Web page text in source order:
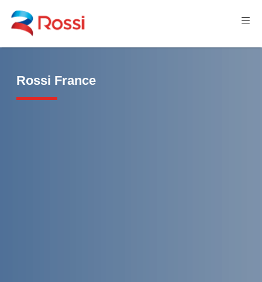
Rossi France